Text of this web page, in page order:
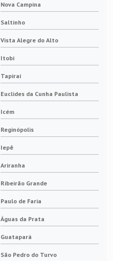
Nova Campina
Saltinho
Vista Alegre do Alto
Itobi
Tapiraí
Euclides da Cunha Paulista
Icém
Reginópolis
Iepê
Ariranha
Ribeirão Grande
Paulo de Faria
Águas da Prata
Guatapará
São Pedro do Turvo